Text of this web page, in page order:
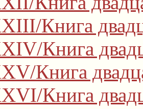
Книга
Книга
Книга
Книга